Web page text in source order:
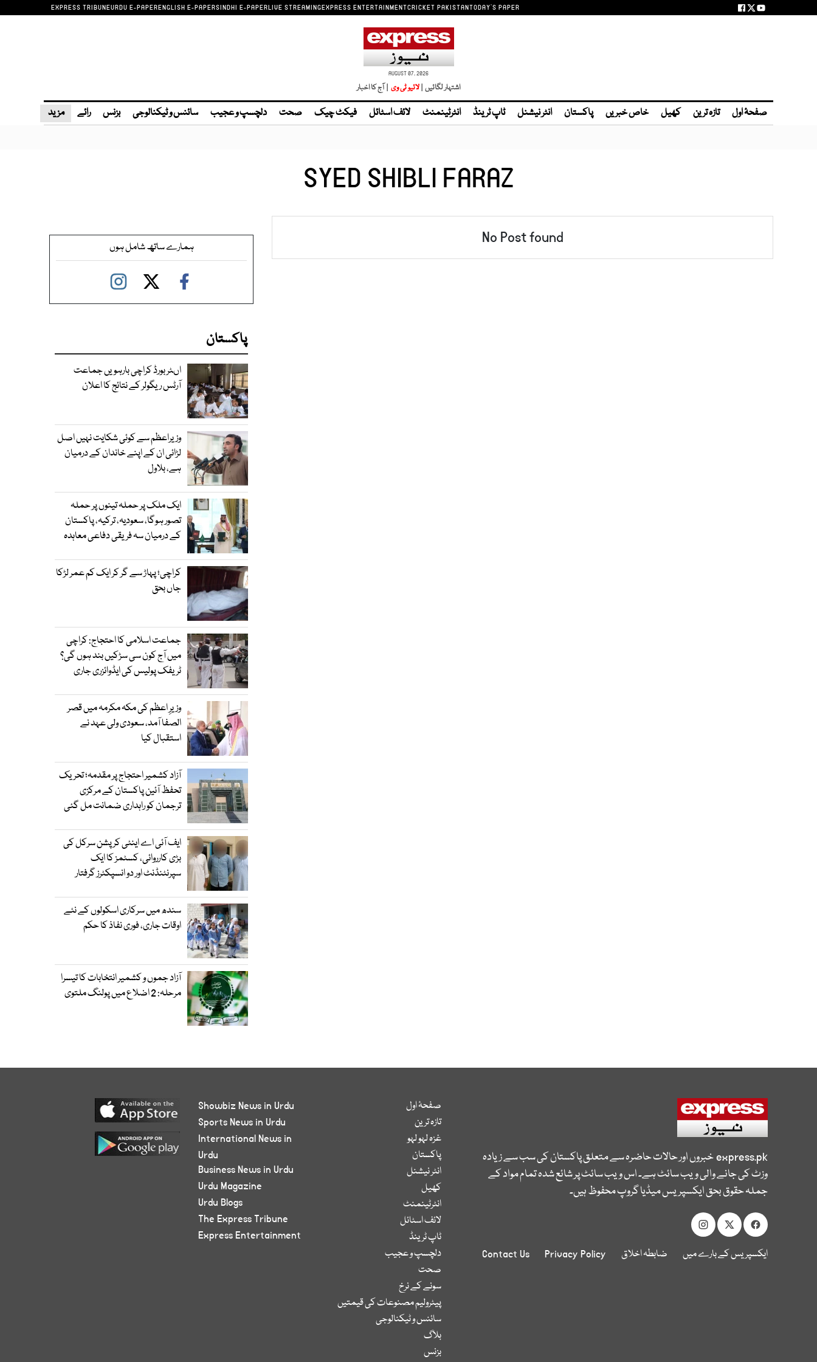
EXPRESS TRIBUNEURDU E-PAPERENGLISH E-PAPERSINDHI E-PAPERLIVE STREAMINGEXPRESS ENTERTAINMENTCRICKET PAKISTANTODAY'S PAPER
AUGUST 07, 2026
اشتہار لگائیں |لائیو ٹی وی | آج کا اخبار
صفحۂ اول تازہ ترین کھیل خاص خبریں پاکستان انٹر نیشنل ٹاپ ٹرینڈ انٹرٹینمنٹ لائف اسٹائل فیکٹ چیک صحت دلچسپ و عجیب سائنس و ٹیکنالوجی بزنس رائے مزید
SYED SHIBLI FARAZ
No Post found ہمارے ساتھ شامل ہوں
پاکستان
اںٹر بورڈ کراچی بارہویں جماعت
آرٹس ریگولر کے نتائج کا اعلان
وزیراعظم سے کوئی شکایت نہیں اصل
لڑائی ان کے اپنے خاندان کے درمیان
ہے، بلاول
ایک ملک پر حملہ تینوں پر حملہ
تصور ہوگا، سعودیہ، ترکیہ، پاکستان
کے درمیان سہ فریقی دفاعی معاہدہ
کراچی؛ پہاڑ سے گر کر ایک کم عمر لڑکا
جاں بحق
جماعت اسلامی کا احتجاج: کراچی
میں آج کون سی سڑکیں بند ہوں گی؟
ٹریفک پولیس کی ایڈوائزری جاری
وزیرِ اعظم کی مکہ مکرمہ میں قصر
الصفا آمد، سعودی ولی عہد نے
استقبال کیا
آزاد کشمیر احتجاج پر مقدمہ؛ تحریک
تحفظ آئین پاکستان کے مرکزی
ترجمان کو راہداری ضمانت مل گئی
ایف آئی اے اینٹی کرپشن سرکل کی
بڑی کارروائی، کسٹمز کا ایک
سپرنٹنڈنٹ اور دو انسپکٹرز گرفتار
سندھ میں سرکاری اسکولوں کے نئے
اوقات جاری، فوری نفاذ کا حکم
آزاد جموں و کشمیر انتخابات کا تیسرا
مرحلہ: 2 اضلاع میں پولنگ ملتوی
express.pkخبروں اور حالات حاضرہ سے متعلق پاکستان کی سب سے زیادہ
وزٹ کی جانے والی ویب سائٹ ہے۔ اس ویب سائٹ پر شائع شدہ تمام مواد کے
جملہ حقوق بحق ایکسپریس میڈیا گروپ محفوظ ہیں۔
ایکسپریس کے بارے میں ضابطہ اخلاق Privacy Policy
Contact Us
صفحۂ اول
تازہ ترین
غزہ لہو لہو
پاکستان
انٹر نیشنل
کھیل
انٹرٹینمنٹ
لائف اسٹائل
ٹاپ ٹرینڈ
دلچسپ و عجیب
صحت
سونے کے نرخ
پیٹرولیم مصنوعات کی قیمتیں
سائنس و ٹیکنالوجی
بلاگ
بزنس
Showbiz News in Urdu
Sports News in Urdu
International News in
Urdu
Business News in Urdu
Urdu Magazine
Urdu Blogs
The Express Tribune
Express Entertainment